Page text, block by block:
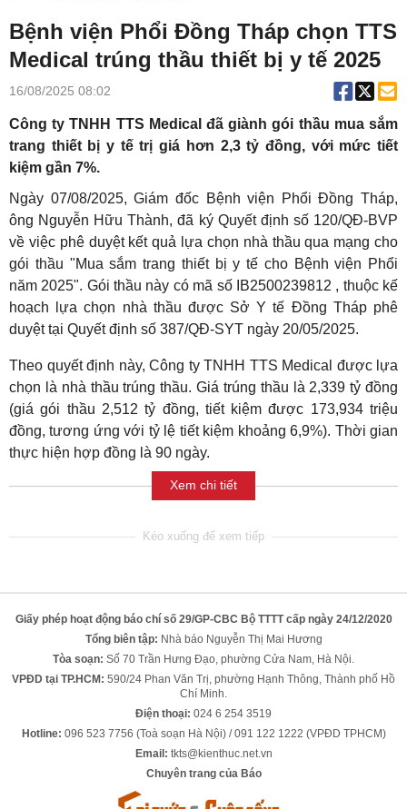
Bệnh viện Phổi Đồng Tháp chọn TTS
Medical trúng thầu thiết bị y tế 2025
16/08/2025 08:02
Công ty TNHH TTS Medical đã giành gói thầu mua sắm
trang thiết bị y tế trị giá hơn 2,3 tỷ đồng, với mức tiết
kiệm gần 7%.
Ngày 07/08/2025, Giám đốc Bệnh viện Phổi Đồng Tháp,
ông Nguyễn Hữu Thành, đã ký Quyết định số 120/QĐ-BVP
về việc phê duyệt kết quả lựa chọn nhà thầu qua mạng cho
gói thầu "Mua sắm trang thiết bị y tế cho Bệnh viện Phổi
năm 2025". Gói thầu này có mã số IB2500239812 , thuộc kế
hoạch lựa chọn nhà thầu được Sở Y tế Đồng Tháp phê
duyệt tại Quyết định số 387/QĐ-SYT ngày 20/05/2025.
Theo quyết định này, Công ty TNHH TTS Medical được lựa
chọn là nhà thầu trúng thầu. Giá trúng thầu là 2,339 tỷ đồng
(giá gói thầu 2,512 tỷ đồng, tiết kiệm được 173,934 triệu
đồng, tương ứng với tỷ lệ tiết kiệm khoảng 6,9%). Thời gian
thực hiện hợp đồng là 90 ngày.
Xem chi tiết
Giấy phép hoạt động báo chí số 29/GP-CBC Bộ TTTT cấp ngày 24/12/2020
Tổng biên tập: Nhà báo Nguyễn Thị Mai Hương
Tòa soạn: Số 70 Trần Hưng Đạo, phường Cửa Nam, Hà Nội.
VPĐD tại TP.HCM: 590/24 Phan Văn Trị, phường Hạnh Thông, Thành phố Hồ
Chí Minh.
Điện thoại: 024 6 254 3519
Hotline: 096 523 7756 (Toà soạn Hà Nội) / 091 122 1222 (VPĐD TPHCM)
Email: tkts@kienthuc.net.vn
Chuyên trang của Báo